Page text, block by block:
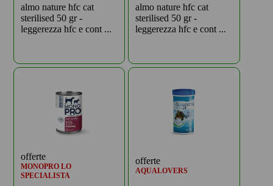
almo nature hfc cat
sterilised 50 gr -
leggerezza hfc e cont ...
almo nature hfc cat
sterilised 50 gr -
leggerezza hfc e cont ...
offerte
MONOPRO LO
SPECIALISTA
offerte
AQUALOVERS